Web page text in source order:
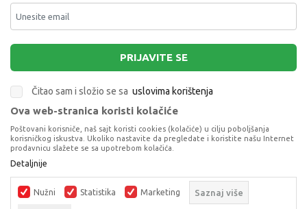
PRIJAVITE SE
Čitao sam i složio se sa uslovima korištenja
Terms of Service
apply.
Ova web-stranica koristi kolačiće
Poštovani korisniče, naš sajt koristi cookies (kolačiće) u cilju poboljšanja
korisničkog iskustva. Ukoliko nastavite da pregledate i koristite našu Internet
prodavnicu slažete se sa upotrebom kolačića.
Detaljnije
Nužni Statistika Marketing Saznaj više